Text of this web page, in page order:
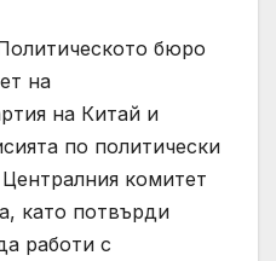
бюро
на
на Китай и
по политически
комитет
като потвърди
работи с